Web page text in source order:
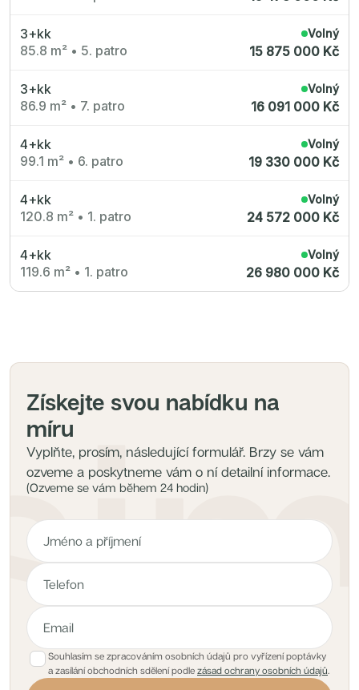
3+kk
85.8 m² • 5. patro
Volný
15 875 000 Kč
3+kk
86.9 m² • 7. patro
Volný
16 091 000 Kč
4+kk
99.1 m² • 6. patro
Volný
19 330 000 Kč
4+kk
120.8 m² • 1. patro
Volný
24 572 000 Kč
4+kk
119.6 m² • 1. patro
Volný
26 980 000 Kč
Získejte svou nabídku na
míru
Vyplňte, prosím, následující formulář. Brzy se vám
ozveme a poskytneme vám o ní detailní informace.
(Ozveme se vám během 24 hodin)
Souhlasím se zpracováním osobních údajů pro vyřízení poptávky
a zasílání obchodních sdělení podle zásad ochrany osobních údajů.